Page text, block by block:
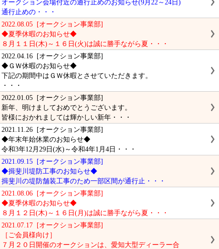
オークション会場付近の通行止めのお知らせ(9月22～24日)
通行止めの・・・
2022.08.05 [オークション事業部]
◆夏季休暇のお知らせ◆
８月１１日(木)～１６日(火)は誠に勝手ながら夏・・・
2022.04.16 [オークション事業部]
◆ＧＷ休暇のお知らせ◆
下記の期間中はＧＷ休暇とさせていただきます。
・・・
2022.01.05 [オークション事業部]
新年、明けましておめでとうございます。
皆様におかれましては輝かしい新年・・・
2021.11.26 [オークション事業部]
◆年末年始休業のお知らせ◆
令和3年12月29日(水)～令和4年1月4日・・・
2021.09.15 [オークション事業部]
◆揖斐川堤防工事のお知らせ◆
揖斐川の堤防舗装工事のため一部区間が通行止・・・
2021.08.06 [オークション事業部]
◆夏季休暇のお知らせ◆
８月１２日(木)～１６日(月)は誠に勝手ながら夏・・・
2021.07.17 [オークション事業部]
［ご会員様向け］
７月２０日開催のオークションは、愛知大型ディーラー合